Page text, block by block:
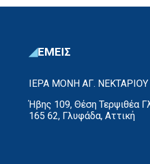
ΕΜΕΙΣ
ΙΕΡΑ ΜΟΝΗ ΑΓ.
Ήβης 109, Θέση Τερψιθέα
165 62, Γλυφάδα, Αττική